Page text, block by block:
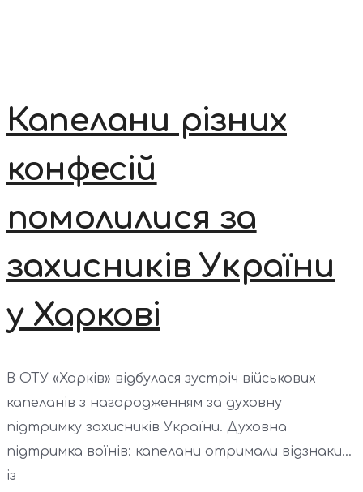
Капелани різних
конфесій
помолилися за
захисників України
у Харкові
В ОТУ «Харків» відбулася зустріч військових
капеланів з нагородженням за духовну
підтримку захисників України. Духовна
підтримка воїнів: капелани отримали відзнаки...
із